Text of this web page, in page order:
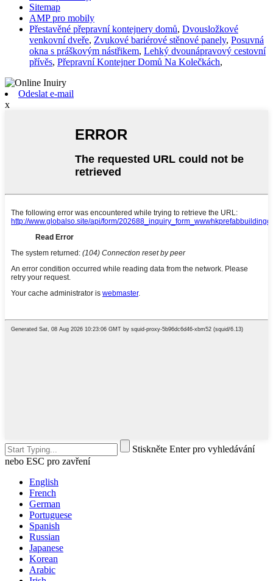
Sitemap
AMP pro mobily
Přestavěné přepravní kontejnery domů, Dvousložkové
venkovní dveře, Zvukové bariérové ​​stěnové panely, Posuvná
okna s práškovým nástřikem, Lehký dvounápravový cestovní
přívěs, Přepravní Kontejner Domů Na Kolečkách,
Odeslat e-mail
x
Stiskněte Enter pro vyhledávání
nebo ESC pro zavření
English
French
German
Portuguese
Spanish
Russian
Japanese
Korean
Arabic